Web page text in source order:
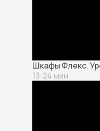
Шкафы Флекс.
13:24 мин